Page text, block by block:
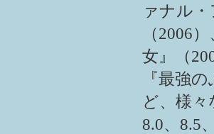
ァナル
（2006
女』（
『最強
ど、様
8.0、8.5